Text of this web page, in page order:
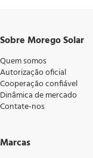
Sobre Morego Solar
Quem somos
Autorização oficial
Cooperação confiável
Dinâmica de mercado
Contate-nos
Marcas